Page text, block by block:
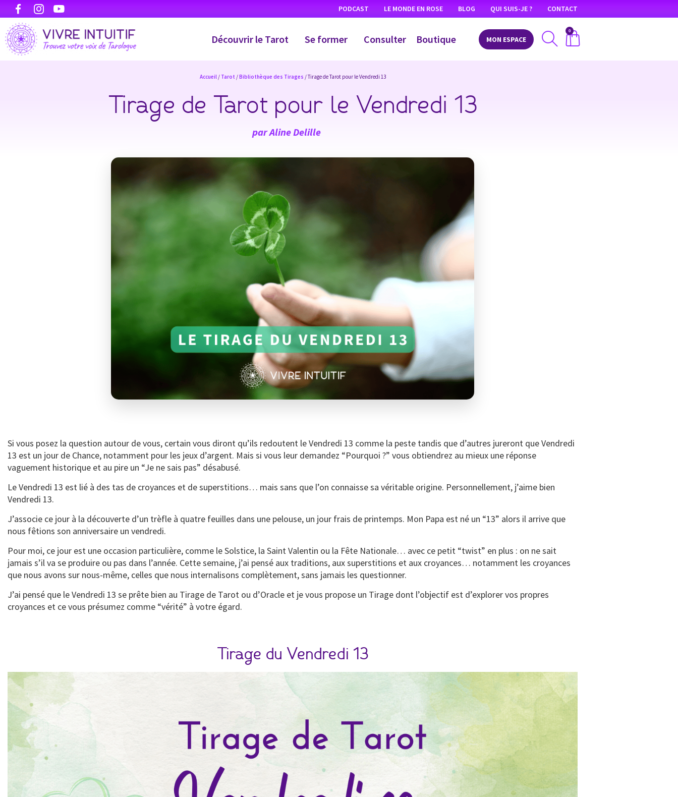
PODCAST LE MONDE EN ROSE BLOG QUI SUIS-JE ? CONTACT
Découvrir le Tarot Se former Consulter Boutique MON ESPACE
0
Accueil/ Tarot /Bibliothèque des Tirages / Tirage de Tarot pour le Vendredi 13
Tirage de Tarot pour le Vendredi 13
parAline Delille
Si vous posez la question autour de vous, certain vous diront qu’ils redoutent le Vendredi 13 comme la peste tandis que d’autres jureront que Vendredi
13 est un jour de Chance, notamment pour les jeux d’argent. Mais si vous leur demandez “Pourquoi ?” vous obtiendrez au mieux une réponse
vaguement historique et au pire un “Je ne sais pas” désabusé.
Le Vendredi 13 est lié à des tas de croyances et de superstitions… mais sans que l’on connaisse sa véritable origine. Personnellement, j’aime bien
Vendredi 13.
J’associe ce jour à la découverte d’un trèfle à quatre feuilles dans une pelouse, un jour frais de printemps. Mon Papa est né un “13” alors il arrive que
nous fêtions son anniversaire un vendredi.
Pour moi, ce jour est une occasion particulière, comme le Solstice, la Saint Valentin ou la Fête Nationale… avec ce petit “twist” en plus : on ne sait
jamais s’il va se produire ou pas dans l’année. Cette semaine, j’ai pensé aux traditions, aux superstitions et aux croyances… notamment les croyances
que nous avons sur nous-même, celles que nous internalisons complètement, sans jamais les questionner.
J’ai pensé que le Vendredi 13 se prête bien au Tirage de Tarot ou d’Oracle et je vous propose un Tirage dont l’objectif est d’explorer vos propres
croyances et ce vous présumez comme “vérité” à votre égard.
Tirage du Vendredi 13